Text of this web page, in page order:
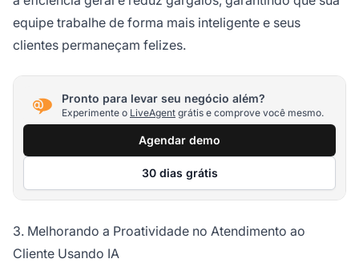
equipe trabalhe de forma mais inteligente e seus
clientes permaneçam felizes.
Pronto para levar seu negócio além?
Experimente o LiveAgent grátis e comprove você mesmo.
Agendar demo
30 dias grátis
3. Melhorando a Proatividade no Atendimento ao
Cliente Usando IA